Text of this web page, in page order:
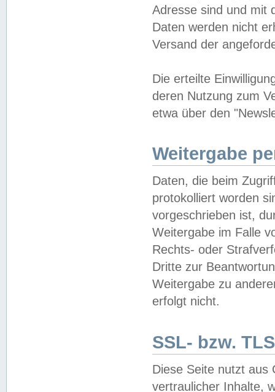
Adresse sind und mit
Daten werden nicht
Versand der
Die erteilte
deren Nutzung zum
etwa über den
Weitergabe
Daten, die beim
protokolliert worden
vorgeschrieben ist,
Weitergabe im Falle
Rechts- oder
Dritte zur
Weitergabe zu
erfolgt nicht.
SSL- bzw.
Diese Seite nutzt aus
vertraulicher Inhalte,